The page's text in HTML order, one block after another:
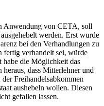
Anwendung von CETA, soll
werden. Erst wurde
bei den Verhandlungen zu
fertig verhandelt sei, würde
habe die Möglichkeit das
heraus, dass Mitterlehner und
Freihandelsabkommen
aushebeln wollen. Diesen
gefallen lassen.